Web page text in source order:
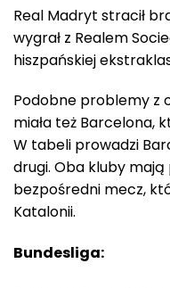
Real Madryt stracił
wygrał z Realem
hiszpańskiej
Podobne problemy z
miała też Barcelona,
W tabeli prowadzi
drugi. Oba kluby mają
bezpośredni mecz,
Katalonii.
Bundesliga: